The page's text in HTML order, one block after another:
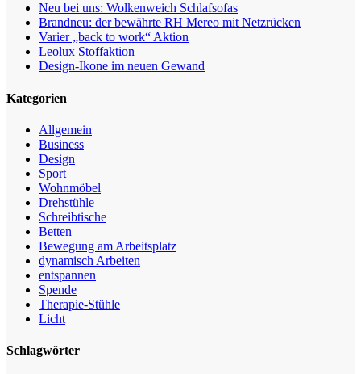
Neu bei uns: Wolkenweich Schlafsofas
Brandneu: der bewährte RH Mereo mit Netzrücken
Varier „back to work“ Aktion
Leolux Stoffaktion
Design-Ikone im neuen Gewand
Kategorien
Allgemein
Business
Design
Sport
Wohnmöbel
Drehstühle
Schreibtische
Betten
Bewegung am Arbeitsplatz
dynamisch Arbeiten
entspannen
Spende
Therapie-Stühle
Licht
Schlagwörter